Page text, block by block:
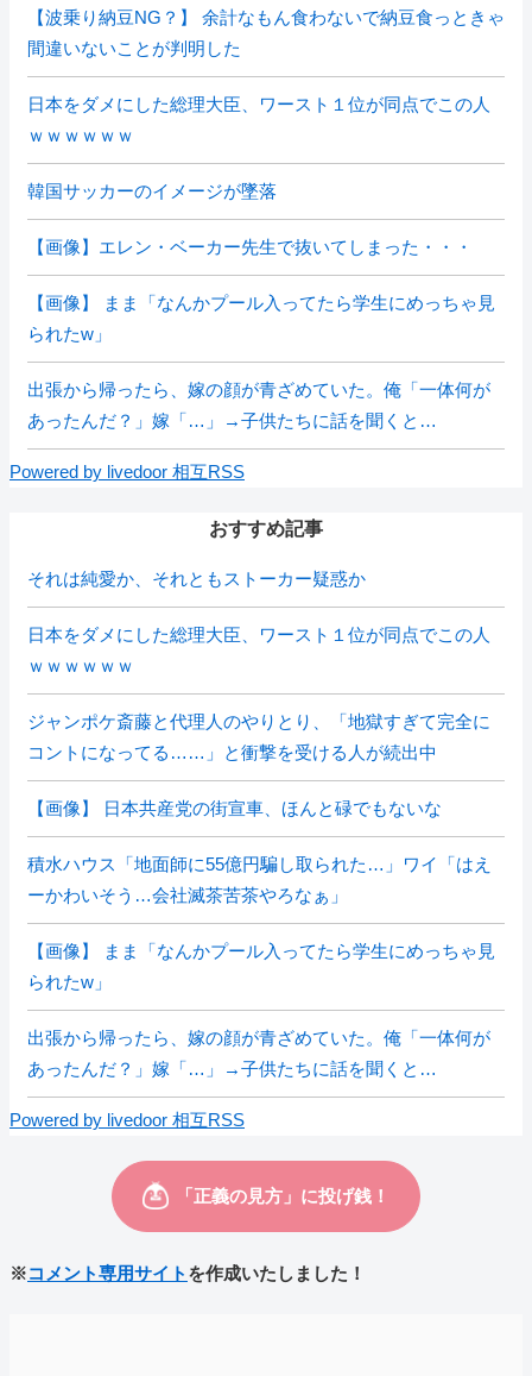
【波乗り納豆NG？】 余計なもん食わないで納豆食っときゃ
間違いないことが判明した
日本をダメにした総理大臣、ワースト１位が同点でこの人
ｗｗｗｗｗｗ
韓国サッカーのイメージが墜落
【画像】エレン・ベーカー先生で抜いてしまった・・・
【画像】 まま「なんかプール入ってたら学生にめっちゃ見
られたw」
出張から帰ったら、嫁の顔が青ざめていた。俺「一体何が
あったんだ？」嫁「…」→子供たちに話を聞くと…
Powered by livedoor 相互RSS
おすすめ記事
それは純愛か、それともストーカー疑惑か
日本をダメにした総理大臣、ワースト１位が同点でこの人
ｗｗｗｗｗｗ
ジャンポケ斎藤と代理人のやりとり、「地獄すぎて完全に
コントになってる……」と衝撃を受ける人が続出中
【画像】 日本共産党の街宣車、ほんと碌でもないな
積水ハウス「地面師に55億円騙し取られた…」ワイ「はえ
ーかわいそう…会社滅茶苦茶やろなぁ」
【画像】 まま「なんかプール入ってたら学生にめっちゃ見
られたw」
出張から帰ったら、嫁の顔が青ざめていた。俺「一体何が
あったんだ？」嫁「…」→子供たちに話を聞くと…
Powered by livedoor 相互RSS
※コメント専用サイト を作成いたしました！